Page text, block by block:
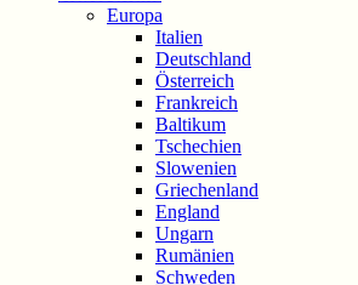
Europa
Italien
Deutschland
Österreich
Frankreich
Baltikum
Tschechien
Slowenien
Griechenland
England
Ungarn
Rumänien
Schweden